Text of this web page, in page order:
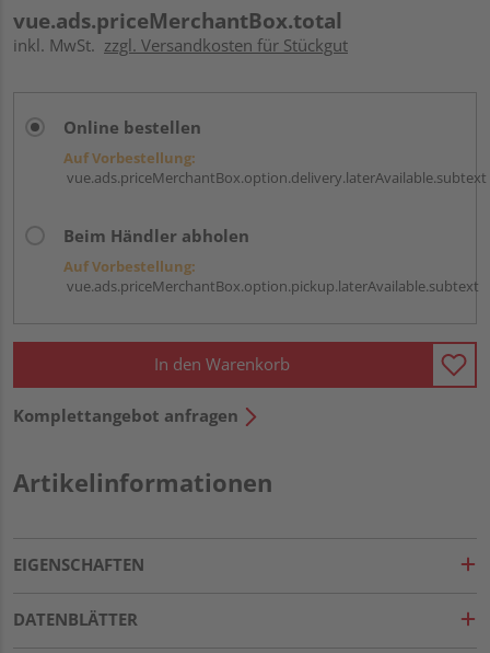
vue.ads.priceMerchantBox.total
inkl. MwSt. zzgl. Versandkosten für Stückgut
Online bestellen
Auf Vorbestellung:
vue.ads.priceMerchantBox.option.delivery.laterAvailable.subtext
Beim Händler abholen
Auf Vorbestellung:
vue.ads.priceMerchantBox.option.pickup.laterAvailable.subtext
In den Warenkorb
Komplettangebot anfragen
Artikelinformationen
EIGENSCHAFTEN
DATENBLÄTTER